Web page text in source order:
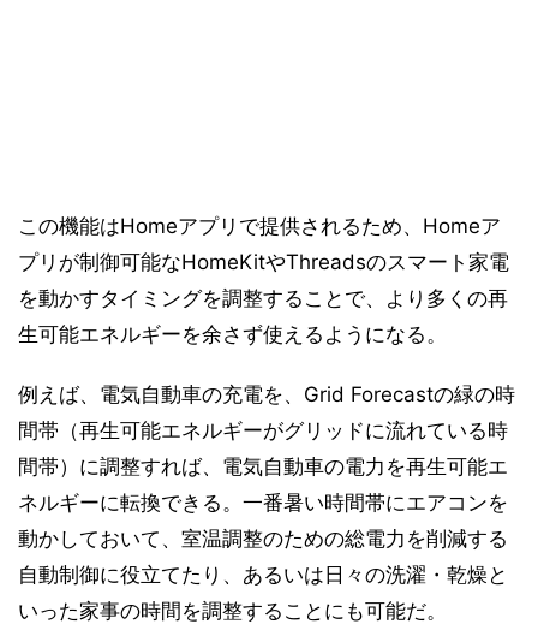
この機能はHomeアプリで提供されるため、Homeア
プリが制御可能なHomeKitやThreadsのスマート家電
を動かすタイミングを調整することで、より多くの再
生可能エネルギーを余さず使えるようになる。
例えば、電気自動車の充電を、Grid Forecastの緑の時
間帯（再生可能エネルギーがグリッドに流れている時
間帯）に調整すれば、電気自動車の電力を再生可能エ
ネルギーに転換できる。一番暑い時間帯にエアコンを
動かしておいて、室温調整のための総電力を削減する
自動制御に役立てたり、あるいは日々の洗濯・乾燥と
いった家事の時間を調整することにも可能だ。